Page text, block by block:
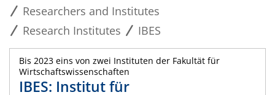
Researchers and Institutes
Research Institutes
IBES
Bis 2023 eins von zwei Instituten der Fakultät für
Wirtschaftswissenschaften
IBES: Institut für